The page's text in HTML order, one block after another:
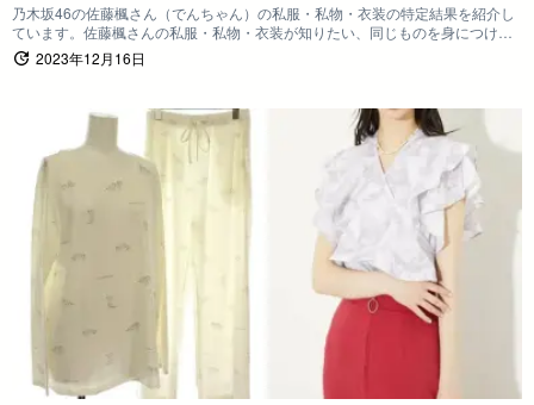
乃木坂46の佐藤楓さん（でんちゃん）の私服・私物・衣装の特定結果を紹介し
ています。佐藤楓さんの私服・私物・衣装が知りたい、同じものを身につけた
いファンの方は参考にしていただけると嬉しいです。
2023年12月16日